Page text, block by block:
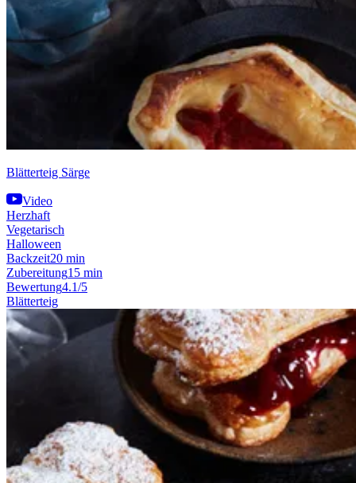
Blätterteig Särge
Video
Herzhaft
Vegetarisch
Halloween
Backzeit20 min
Zubereitung15 min
Bewertung4.1/5
Blätterteig